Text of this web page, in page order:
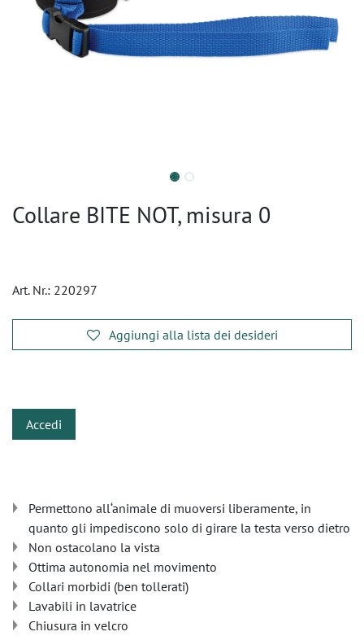
Collare BITE NOT, misura 0
Art. Nr.: 220297
Aggiungi alla lista dei desideri
Accedi
Permettono all‘animale di muoversi liberamente, in
quanto gli impediscono solo di girare la testa verso dietro
Non ostacolano la vista
Ottima autonomia nel movimento
Collari morbidi (ben tollerati)
Lavabili in lavatrice
Chiusura in velcro